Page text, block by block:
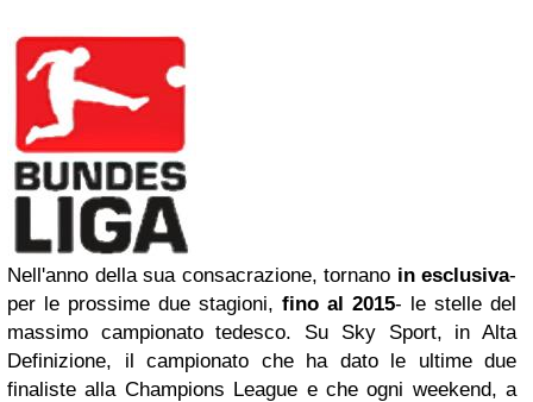
Nell'anno della sua consacrazione, tornano in esclusiva-
per le prossime due stagioni, fino al 2015- le stelle del
massimo campionato tedesco. Su Sky Sport, in Alta
Definizione, il campionato che ha dato le ultime due
finaliste alla Champions League e che ogni weekend, a